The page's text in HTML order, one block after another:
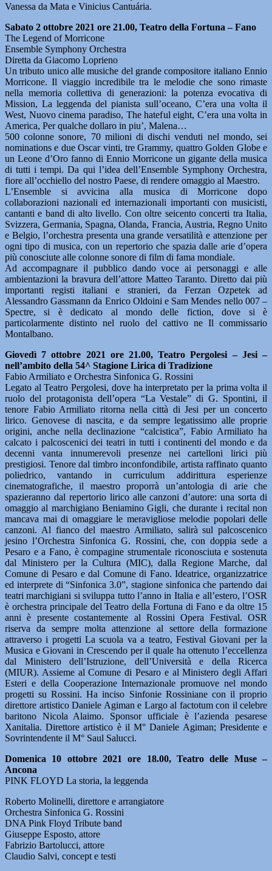
Vanessa da Mata e Vinicius Cantuária.
Sabato 2 ottobre 2021 ore 21.00, Teatro della Fortuna – Fano
The Legend of Morricone
Ensemble Symphony Orchestra
Diretta da Giacomo Loprieno
Un tributo unico alle musiche del grande compositore italiano Ennio
Morricone. Il viaggio incredibile tra le melodie che sono rimaste
nella memoria collettiva di generazioni: la potenza evocativa di
Mission, La leggenda del pianista sull’oceano, C’era una volta il
West, Nuovo cinema paradiso, The hateful eight, C’era una volta in
America, Per qualche dollaro in piu’, Malena…
500 colonne sonore, 70 milioni di dischi venduti nel mondo, sei
nominations e due Oscar vinti, tre Grammy, quattro Golden Globe e
un Leone d’Oro fanno di Ennio Morricone un gigante della musica
di tutti i tempi. Da qui l’idea dell’Ensemble Symphony Orchestra,
fiore all’occhiello del nostro Paese, di rendere omaggio al Maestro.
L’Ensemble si avvicina alla musica di Morricone dopo
collaborazioni nazionali ed internazionali importanti con musicisti,
cantanti e band di alto livello. Con oltre seicento concerti tra Italia,
Svizzera, Germania, Spagna, Olanda, Francia, Austria, Regno Unito
e Belgio, l’orchestra presenta una grande versatilità e attenzione per
ogni tipo di musica, con un repertorio che spazia dalle arie d’opera
più conosciute alle colonne sonore di film di fama mondiale.
Ad accompagnare il pubblico dando voce ai personaggi e alle
ambientazioni la bravura dell’attore Matteo Taranto. Diretto dai più
importanti registi italiani e stranieri, da Ferzan Ozpetek ad
Alessandro Gassmann da Enrico Oldoini e Sam Mendes nello 007 –
Spectre, si è dedicato al mondo delle fiction, dove si è
particolarmente distinto nel ruolo del cattivo ne Il commissario
Montalbano.
Giovedì 7 ottobre 2021 ore 21.00, Teatro Pergolesi – Jesi –
nell’ambito della 54^ Stagione Lirica di Tradizione
Fabio Armiliato e Orchestra Sinfonica G. Rossini
Legato al Teatro Pergolesi, dove ha interpretato per la prima volta il
ruolo del protagonista dell’opera “La Vestale” di G. Spontini, il
tenore Fabio Armiliato ritorna nella città di Jesi per un concerto
lirico. Genovese di nascita, e da sempre legatissimo alle proprie
origini, anche nella declinazione “calcistica”, Fabio Armiliato ha
calcato i palcoscenici dei teatri in tutti i continenti del mondo e da
decenni vanta innumerevoli presenze nei cartelloni lirici più
prestigiosi. Tenore dal timbro inconfondibile, artista raffinato quanto
poliedrico, vantando in curriculum addirittura esperienze
cinematografiche, il maestro proporrà un’antologia di arie che
spazieranno dal repertorio lirico alle canzoni d’autore: una sorta di
omaggio al marchigiano Beniamino Gigli, che durante i recital non
mancava mai di omaggiare le meravigliose melodie popolari delle
canzoni. Al fianco del maestro Armiliato, salirà sul palcoscenico
jesino l’Orchestra Sinfonica G. Rossini, che, con doppia sede a
Pesaro e a Fano, è compagine strumentale riconosciuta e sostenuta
dal Ministero per la Cultura (MIC), dalla Regione Marche, dal
Comune di Pesaro e dal Comune di Fano. Ideatrice, organizzatrice
ed interprete di “Sinfonica 3.0”, stagione sinfonica che partendo dai
teatri marchigiani si sviluppa tutto l’anno in Italia e all’estero, l’OSR
è orchestra principale del Teatro della Fortuna di Fano e da oltre 15
anni è presente costantemente al Rossini Opera Festival. OSR
riserva da sempre molta attenzione al settore della formazione
attraverso i progetti La scuola va a teatro, Festival Giovani per la
Musica e Giovani in Crescendo per il quale ha ottenuto l’eccellenza
dal Ministero dell’Istruzione, dell’Università e della Ricerca
(MIUR). Assieme al Comune di Pesaro e al Ministero degli Affari
Esteri e della Cooperazione Internazionale promuove nel mondo
progetti su Rossini. Ha inciso Sinfonie Rossiniane con il proprio
direttore artistico Daniele Agiman e Largo al factotum con il celebre
baritono Nicola Alaimo. Sponsor ufficiale è l’azienda pesarese
Xanitalia. Direttore artistico è il M° Daniele Agiman; Presidente e
Sovrintendente il M° Saul Salucci.
Domenica 10 ottobre 2021 ore 18.00, Teatro delle Muse –
Ancona
PINK FLOYD La storia, la leggenda
Roberto Molinelli, direttore e arrangiatore
Orchestra Sinfonica G. Rossini
DNA Pink Floyd Tribute band
Giuseppe Esposto, attore
Fabrizio Bartolucci, attore
Claudio Salvi, concept e testi